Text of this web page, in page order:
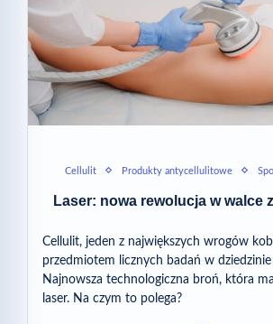
Cellulit Produkty antycellulitowe
Laser: nowa rewolucja w walce
Cellulit, jeden z największych wrogów
przedmiotem licznych badań w
Najnowsza technologiczna broń, która
laser. Na czym to polega?